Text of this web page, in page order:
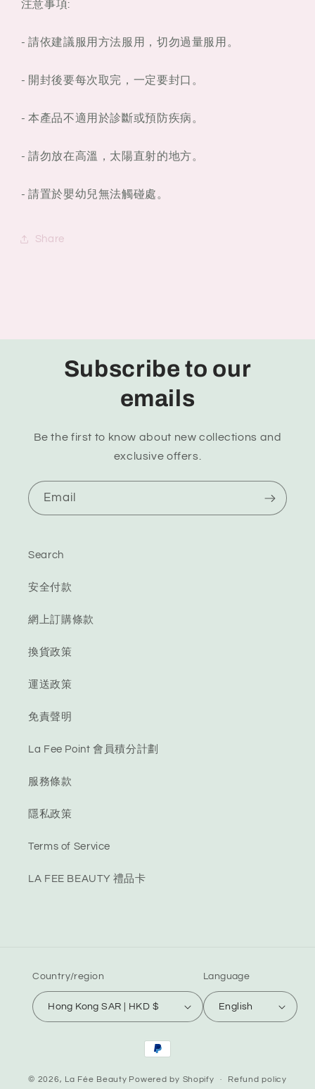
注意事項:
- 請依建議服用方法服用，切勿過量服用。
- 開封後要每次取完，一定要封口。
- 本產品不適用於診斷或預防疾病。
- 請勿放在高溫，太陽直射的地方。
- 請置於嬰幼兒無法觸碰處。
Share
Subscribe to our
emails
Be the first to know about new collections and
exclusive offers.
Email
Search
安全付款
網上訂購條款
換貨政策
運送政策
免責聲明
La Fee Point 會員積分計劃
服務條款
隱私政策
Terms of Service
LA FEE BEAUTY 禮品卡
Country/region
Hong Kong SAR | HKD $
Language
English
Payment
© 2026, La Fée Beauty Powered by Shopify Refund policy